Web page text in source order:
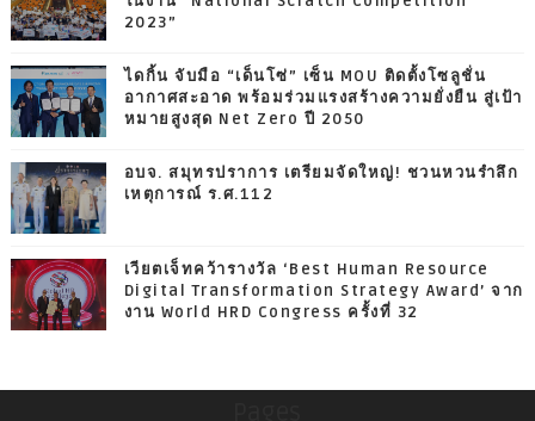
2023”
ไดกิ้น จับมือ “เด็นโซ่” เซ็น MOU ติดตั้งโซลูชั่น
อากาศสะอาด พร้อมร่วมแรงสร้างความยั่งยืน สู่เป้า
หมายสูงสุด Net Zero ปี 2050
อบจ. สมุทรปราการ เตรียมจัดใหญ่! ชวนหวนรำลึก
เหตุการณ์ ร.ศ.112
เวียตเจ็ทคว้ารางวัล ‘Best Human Resource
Digital Transformation Strategy Award’ จาก
งาน World HRD Congress ครั้งที่ 32